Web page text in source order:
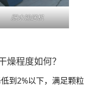
脱水输送机
燥程度如何？
到2%以下，满足颗粒